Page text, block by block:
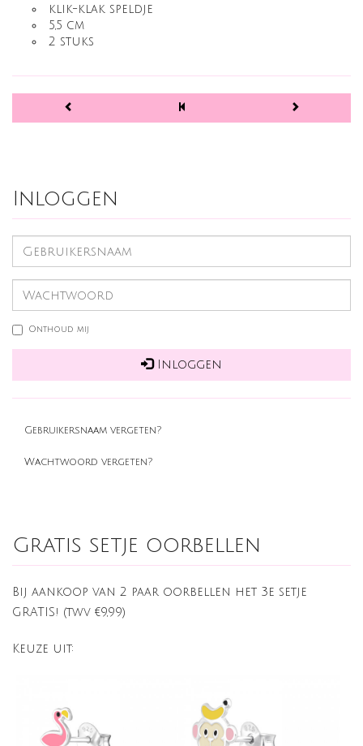
klik-klak speldje
5,5 cm
2 stuks
Inloggen
Onthoud mij
Inloggen
Gebruikersnaam vergeten?
Wachtwoord vergeten?
Gratis setje oorbellen
Bij aankoop van 2 paar oorbellen het 3e setje
GRATIS! (twv €9,99)
Keuze uit: